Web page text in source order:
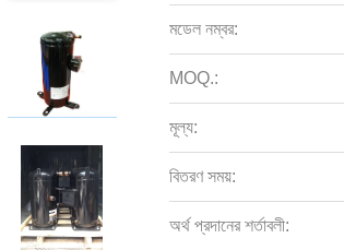
মডেল নম্বর:
MOQ.:
মূল্য:
বিতরণ সময়:
অর্থ প্রদানের শর্তাবলী: